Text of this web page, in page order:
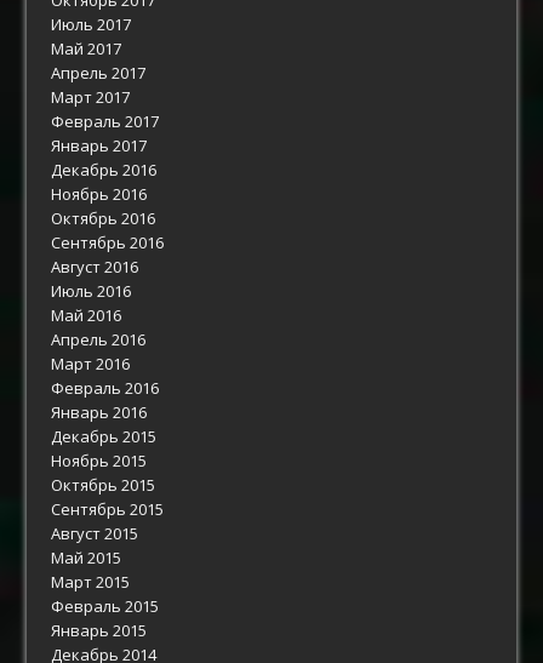
Июль 2017
Май 2017
Апрель 2017
Март 2017
Февраль 2017
Январь 2017
Декабрь 2016
Ноябрь 2016
Октябрь 2016
Сентябрь 2016
Август 2016
Июль 2016
Май 2016
Апрель 2016
Март 2016
Февраль 2016
Январь 2016
Декабрь 2015
Ноябрь 2015
Октябрь 2015
Сентябрь 2015
Август 2015
Май 2015
Март 2015
Февраль 2015
Январь 2015
Декабрь 2014